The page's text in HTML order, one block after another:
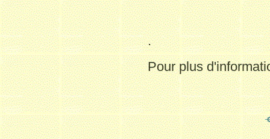
.
Pour plus